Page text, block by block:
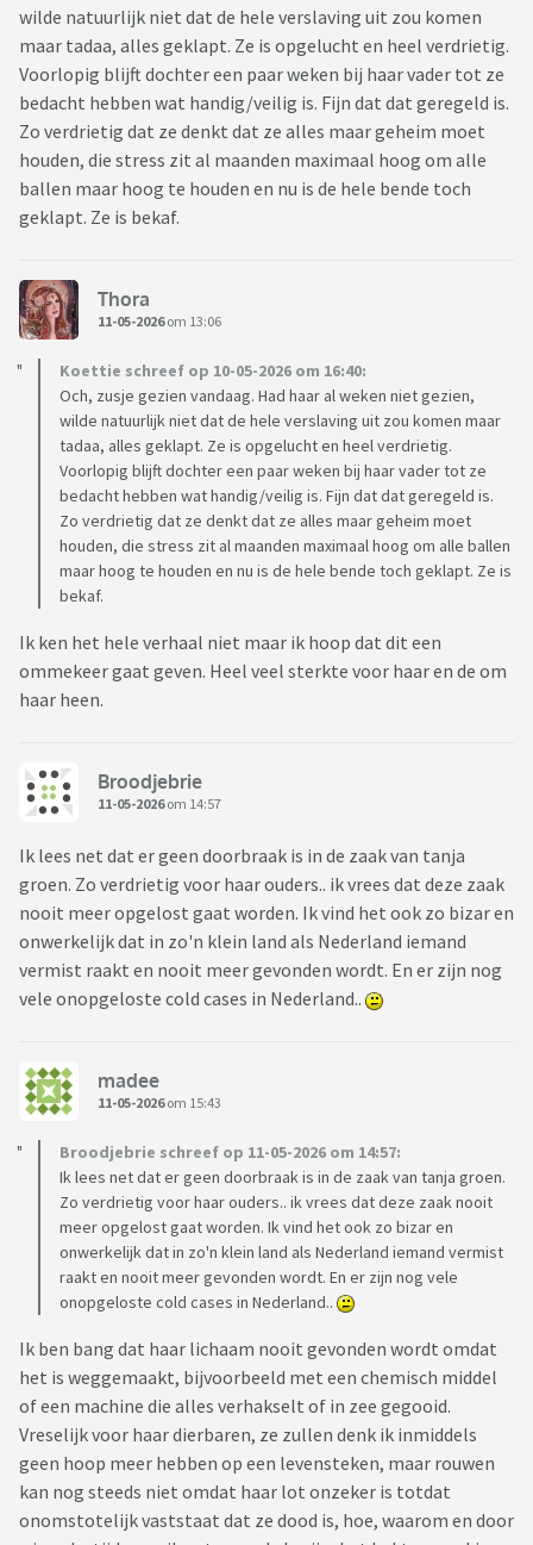
wilde natuurlijk niet dat de hele verslaving uit zou komen
maar tadaa, alles geklapt. Ze is opgelucht en heel verdrietig.
Voorlopig blijft dochter een paar weken bij haar vader tot ze
bedacht hebben wat handig/veilig is. Fijn dat dat geregeld is.
Zo verdrietig dat ze denkt dat ze alles maar geheim moet
houden, die stress zit al maanden maximaal hoog om alle
ballen maar hoog te houden en nu is de hele bende toch
geklapt. Ze is bekaf.
Thora
11-05-2026om 13:06
Koettie schreef op 10-05-2026 om 16:40:
Och, zusje gezien vandaag. Had haar al weken niet gezien,
wilde natuurlijk niet dat de hele verslaving uit zou komen maar
tadaa, alles geklapt. Ze is opgelucht en heel verdrietig.
Voorlopig blijft dochter een paar weken bij haar vader tot ze
bedacht hebben wat handig/veilig is. Fijn dat dat geregeld is.
Zo verdrietig dat ze denkt dat ze alles maar geheim moet
houden, die stress zit al maanden maximaal hoog om alle ballen
maar hoog te houden en nu is de hele bende toch geklapt. Ze is
bekaf.
Ik ken het hele verhaal niet maar ik hoop dat dit een
ommekeer gaat geven. Heel veel sterkte voor haar en de om
haar heen.
Broodjebrie
11-05-2026om 14:57
Ik lees net dat er geen doorbraak is in de zaak van tanja
groen. Zo verdrietig voor haar ouders.. ik vrees dat deze zaak
nooit meer opgelost gaat worden. Ik vind het ook zo bizar en
onwerkelijk dat in zo'n klein land als Nederland iemand
vermist raakt en nooit meer gevonden wordt. En er zijn nog
vele onopgeloste cold cases in Nederland..
madee
11-05-2026om 15:43
Broodjebrie schreef op 11-05-2026 om 14:57:
Ik lees net dat er geen doorbraak is in de zaak van tanja groen.
Zo verdrietig voor haar ouders.. ik vrees dat deze zaak nooit
meer opgelost gaat worden. Ik vind het ook zo bizar en
onwerkelijk dat in zo'n klein land als Nederland iemand vermist
raakt en nooit meer gevonden wordt. En er zijn nog vele
onopgeloste cold cases in Nederland..
Ik ben bang dat haar lichaam nooit gevonden wordt omdat
het is weggemaakt, bijvoorbeeld met een chemisch middel
of een machine die alles verhakselt of in zee gegooid.
Vreselijk voor haar dierbaren, ze zullen denk ik inmiddels
geen hoop meer hebben op een levensteken, maar rouwen
kan nog steeds niet omdat haar lot onzeker is totdat
onomstotelijk vaststaat dat ze dood is, hoe, waarom en door